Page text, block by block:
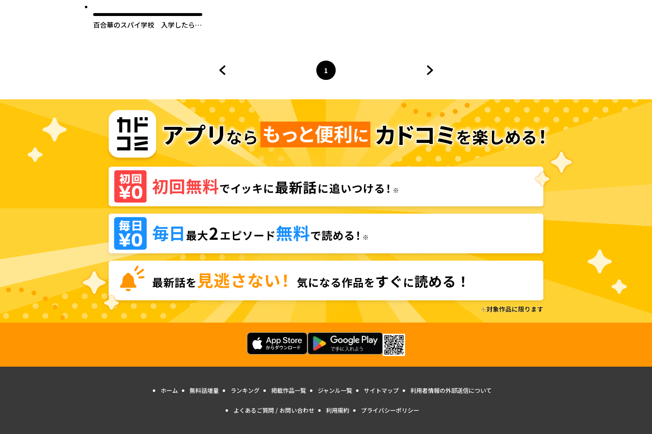
百合華のスパイ学校 入学したら快
ページ
1
へ
ホーム 無料話増量 ランキング 掲載作品一覧 ジャンル一覧 サイトマップ 利用者情報の外部送信について
よくあるご質問 / お問い合わせ 利用規約 プライバシーポリシー